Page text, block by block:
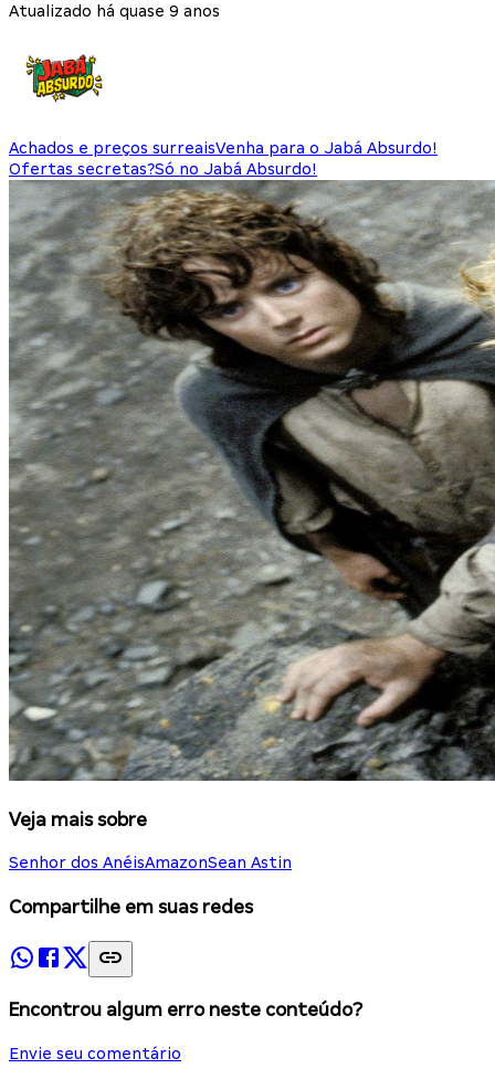
Atualizado há quase 9 anos
Achados e preços surreaisVenha para o Jabá Absurdo!
Ofertas secretas?Só no Jabá Absurdo!
Veja mais sobre
Senhor dos AnéisAmazonSean Astin
Compartilhe em suas redes
Encontrou algum erro neste conteúdo?
Envie seu comentário